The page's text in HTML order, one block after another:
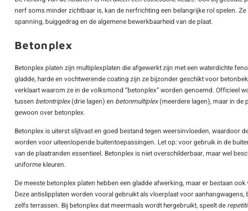
nerf soms minder zichtbaar is, kan de nerfrichting een belangrijke rol spelen.
spanning, buiggedrag en de algemene bewerkbaarheid van de plaat.
Betonplex
Betonplex platen zijn multiplexplaten die afgewerkt zijn met een waterdichte
gladde, harde en vochtwerende coating zijn ze bijzonder geschikt voor
verklaart waarom ze in de volksmond “betonplex” worden genoemd. Officieel
tussen betontriplex(drie lagen) en betonmultiplex(meerdere lagen), maar in de
gewoon over betonplex.
Betonplex is uiterst slijtvast en goed bestand tegen weersinvloeden, waardoor
worden voor uiteenlopende buitentoepassingen. Let op: voor gebruik in de
van de plaatranden essentieel. Betonplex is niet overschilderbaar, maar wel
uniforme kleuren.
De meeste betonplex platen hebben een gladde afwerking, maar er bestaan
Deze antislipplaten worden vooral gebruikt als vloerplaat voor aanhangwagens,
zelfs terrassen. Bij betonplex dat meermaals wordt hergebruikt, speelt de